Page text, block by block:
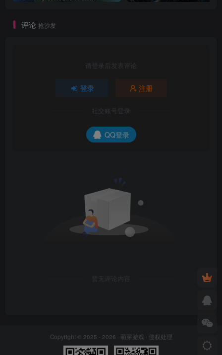
评论 抢沙发
请登录后发表评论
登录 注册
社交账号登录
QQ登录
暂无评论内容
Copyright © 2025 - 2026 · 萌芽游戏 · 侵权处理